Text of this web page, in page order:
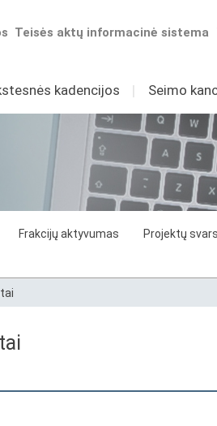
Teisės aktų informacinė sistema
kadencijos I Seimo
Frakcijų aktyvumas
Projektų